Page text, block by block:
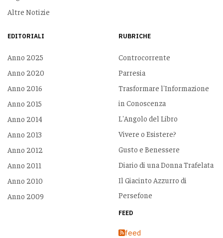
Altre Notizie
EDITORIALI
Anno 2025
Anno 2020
Anno 2016
Anno 2015
Anno 2014
Anno 2013
Anno 2012
Anno 2011
Anno 2010
Anno 2009
RUBRICHE
Controcorrente
Parresia
Trasformare l'Informazione
in Conoscenza
L'Angolo del Libro
Vivere o Esistere?
Gusto e Benessere
Diario di una Donna Trafelata
Il Giacinto Azzurro di
Persefone
FEED
feed